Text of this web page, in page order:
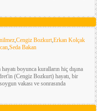
,Cengiz Bozkurt,Erkan Kolçak
,Seda Bakan
boyunca kuralların hiç dışına
(Cengiz Bozkurt) hayatı, bir
vakası ve sonrasında